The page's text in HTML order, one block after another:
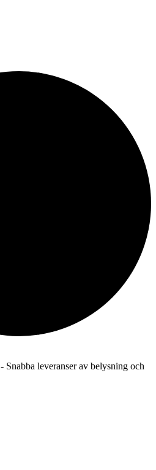
- Snabba leveranser av belysning och